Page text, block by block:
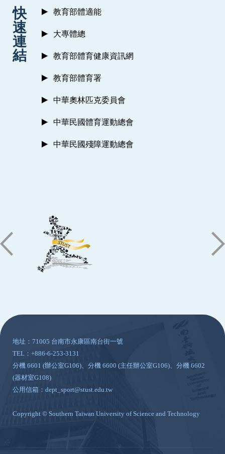
快
速
連
結
教育部體適能
大專體總
教育部體育健康資訊網
教育部體育署
中華奧林匹克委員會
中華民國體育運動總會
中華民國殘障運動總會
地址：71005 台南市永康區南台街一號
TEL：+886-6-253-3131
分機 6601 (辦公室G106)、分機 6600 (主任辦公室G106)、分機 6602
(器材室G108)
公用信箱：dept_sport@stust.edu.tw
Copyright © Southern Taiwan University of Science and Technology